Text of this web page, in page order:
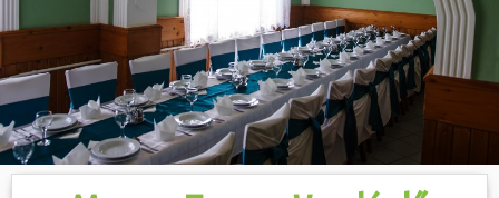
Sport
Szabadidő
Hasznos